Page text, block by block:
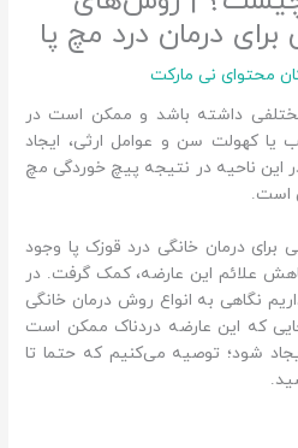
درمان درد مچ پا
محتوای نی مارکت
داشته باشد و ممکن است در
یا کهولت سن و عوامل ارثی، ایجاد
این ناحیه در نتیجه پیچ خوردگی مچ
است.
درمان خانگی درد قوزک پا وجود
علائم این عارضه، کمک گرفت. در
نگاهی به انواع روش درمان خانگی
که این عارضه دردناک ممکن است
شود؛ توصیه می‌کنیم که حتما تا